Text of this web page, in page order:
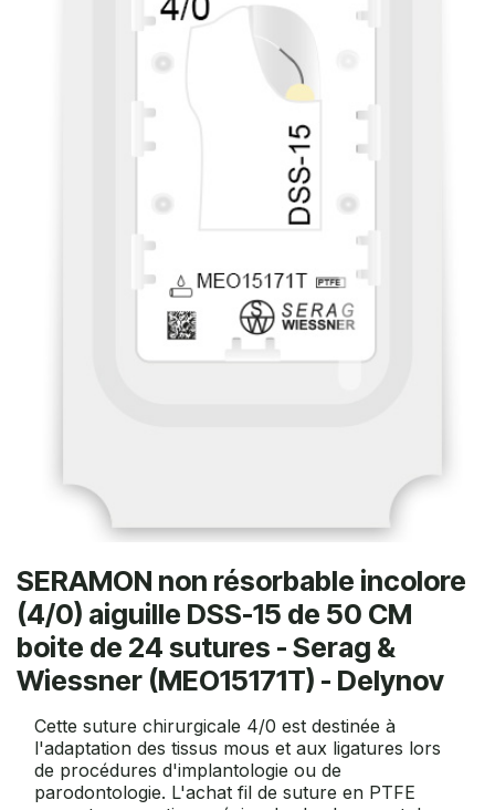
SERAMON non résorbable incolore
(4/0) aiguille DSS-15 de 50 CM
boite de 24 sutures - Serag &
Wiessner (MEO15171T) - Delynov
Cette suture chirurgicale 4/0 est destinée à
l'adaptation des tissus mous et aux ligatures lors
de procédures d'implantologie ou de
parodontologie. L'achat fil de suture en PTFE